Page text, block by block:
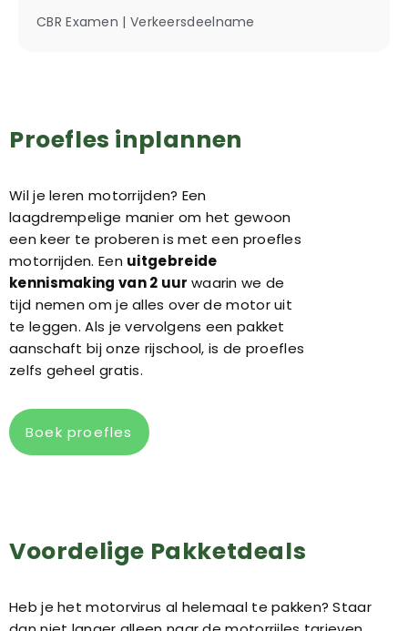
CBR Examen | Verkeersdeelname
Proefles inplannen
Wil je leren motorrijden? Een
laagdrempelige manier om het gewoon
een keer te proberen is met een proefles
motorrijden. Een uitgebreide
kennismaking van 2 uur waarin we de
tijd nemen om je alles over de motor uit
te leggen. Als je vervolgens een pakket
aanschaft bij onze rijschool, is de proefles
zelfs geheel gratis.
Boek proefles
Voordelige Pakketdeals
Heb je het motorvirus al helemaal te pakken? Staar